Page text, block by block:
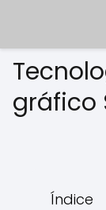
gráfico
Índice